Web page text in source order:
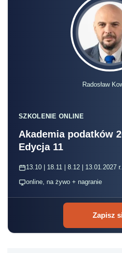
Radosław
SZKOLENIE ONLINE
Akademia podatków
Edycja 11
13.10 | 18.11 | 8.12 | 13.01.2027
online, na żywo + nagranie
Zapisz